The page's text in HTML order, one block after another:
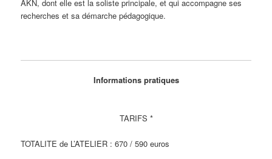
AKN, dont elle est la soliste principale, et qui accompagne ses
recherches et sa démarche pédagogique.
Informations pratiques
TARIFS *
TOTALITE de L’ATELIER : 670 / 590 euros